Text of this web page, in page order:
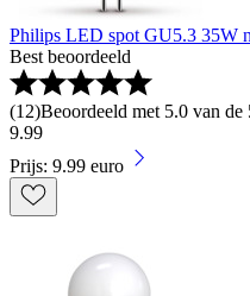
Philips LED spot GU5.3 35W
Best beoordeeld
(12)Beoordeeld met 5.0 van
9.99
Prijs: 9.99 euro